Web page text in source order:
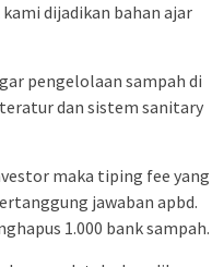
dijadikan bahan ajar
pengelolaan sampah di
dan sistem sanitary
maka tiping fee yang
jawaban apbd.
1.000 bank sampah.